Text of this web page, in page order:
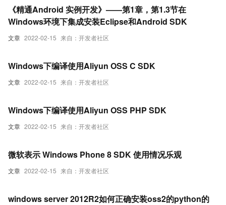
文章 2022-02-15 来自：开发者社区
《精通Android 实例开发》——第1章，第1.3节在
Windows环境下集成安装Eclipse和Android SDK
文章 2022-02-15 来自：开发者社区
Windows下编译使用Aliyun OSS C SDK
文章 2022-02-15 来自：开发者社区
Windows下编译使用Aliyun OSS PHP SDK
文章 2022-02-15 来自：开发者社区
微软表示 Windows Phone 8 SDK 使用情况乐观
windows server 2012R2如何正确安装oss2的python的